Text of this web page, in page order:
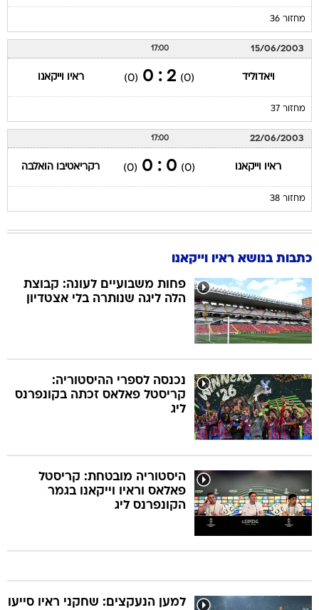
מחזור 36
15/06/2003
17:00
ויאדוליד (0)
2 : 0
(0) ראיו וייקאנו
מחזור 37
22/06/2003
17:00
ראיו וייקאנו (0)
0 : 0
(0) רקריאטיבו הואלבה
מחזור 38
כתבות בנושא ראיו וייקאנו
פחות משבועיים לעונה: קבוצת
הלה ליגה שנותרה בלי אצטדיון
נכנסה לספרי ההיסטוריה:
קריסטל פאלאס זכתה בקונפרנס
ליג
היסטוריה מובטחת: קריסטל
פאלאס וראיו וייקאנו בגמר
הקונפרנס ליג
למען הנעקצים: שחקני ראיו סייעו